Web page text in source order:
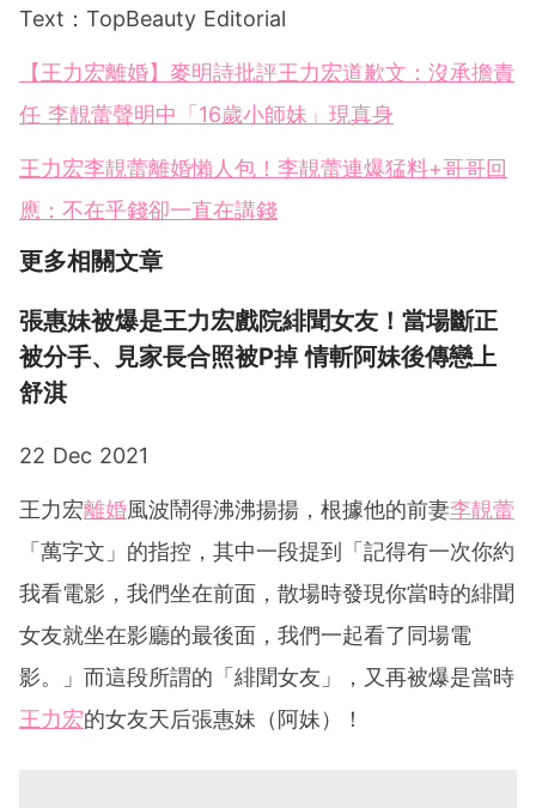
Text：TopBeauty Editorial
【王力宏離婚】麥明詩批評王力宏道歉文：沒承擔責
任 李靚蕾聲明中「16歲小師妹」現真身
王力宏李靚蕾離婚懶人包！李靚蕾連爆猛料+哥哥回
應：不在乎錢卻一直在講錢
更多相關文章
張惠妹被爆是王力宏戲院緋聞女友！當場斷正
被分手、見家長合照被P掉 情斬阿妹後傳戀上
舒淇
22 Dec 2021
王力宏離婚風波鬧得沸沸揚揚，根據他的前妻李靚蕾
「萬字文」的指控，其中一段提到「記得有一次你約
我看電影，我們坐在前面，散場時發現你當時的緋聞
女友就坐在影廳的最後面，我們一起看了同場電
影。」而這段所謂的「緋聞女友」，又再被爆是當時
王力宏的女友天后張惠妹（阿妹）！